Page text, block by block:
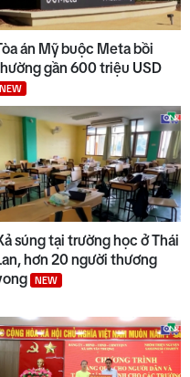
9
07/8/2026
10
mở nhiều đợt
án Mỹ buộc Meta bồi
gần 600 triệu USD
NEW
súng tại trường học ở Thái
hơn 20 người thương
NEW